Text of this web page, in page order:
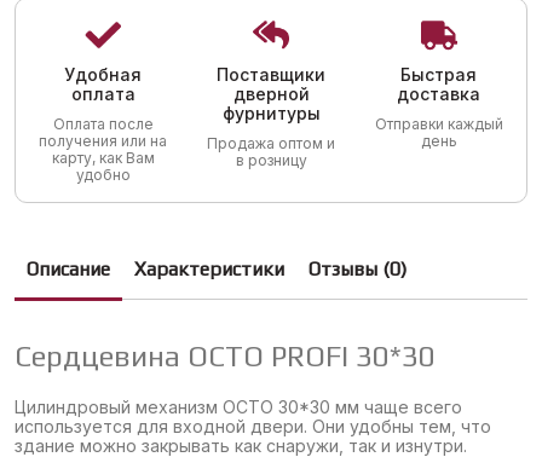
Удобная
оплата
Оплата после
получения или на
карту, как Вам
удобно
Поставщики
дверной
фурнитуры
Продажа оптом и
в розницу
Быстрая
доставка
Отправки каждый
день
Описание Характеристики Отзывы (0)
Сердцевина OCTO PROFI 30*30
Цилиндровый механизм OCTO 30*30 мм чаще всего
используется для входной двери. Они удобны тем, что
здание можно закрывать как снаружи, так и изнутри.